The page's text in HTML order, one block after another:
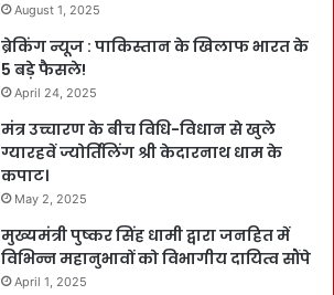
August 1, 2025
ब्रेकिंग न्यूज : पाकिस्तान के खिलाफ भारत के
5 बड़े फैसले!
April 24, 2025
मंत्र उच्चारण के बीच विधि-विधान से खुले
ग्यारहवें ज्योर्तिलिंग श्री केदारनाथ धाम के
कपाट।
May 2, 2025
मुख्यमंत्री पुष्कर सिंह धामी द्वारा जनहित में
विभिन्न महानुभावों को विभागीय दायित्व सौंपे
April 1, 2025